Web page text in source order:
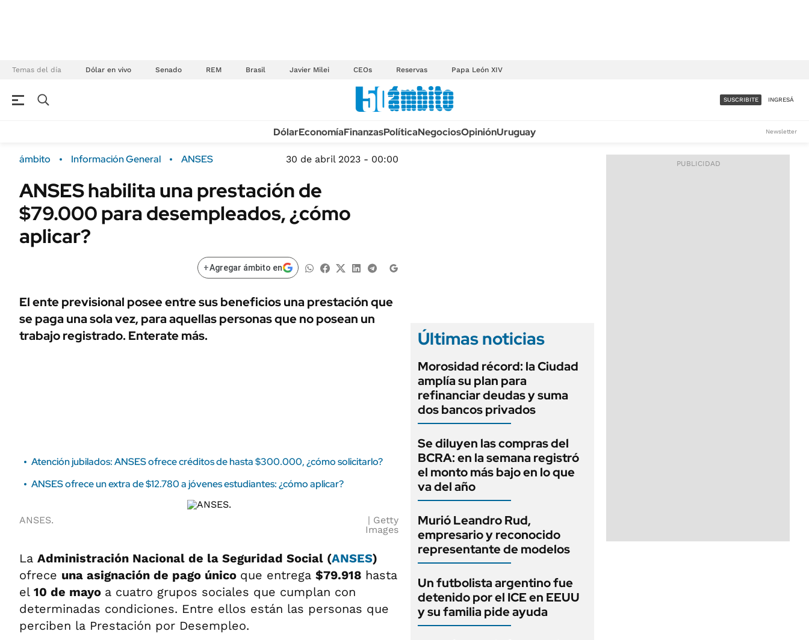
Temas del día Dólar en vivo Senado REM Brasil Javier Milei CEOs Reservas Papa León XIV
Campo
FINANZAS
Dólar
Sustentabilidad
ENERGY REPORT
URUGUAY
TECNOLOGÍA
MÉXICO
MUNDO
INFORMACIÓN GENERAL
AUTOS
ACCESO FULL - $1.800/MES
SUSCRIBITE INGRESÁ
DólarEconomíaFinanzasPolíticaNegociosOpiniónUruguay Newsletter
ámbito Información General ANSES 30 de abril 2023 - 00:00
ANSES habilita una prestación de
$79.000 para desempleados, ¿cómo
aplicar?
+Agregar ámbito en
El ente previsional posee entre sus beneficios una prestación que
se paga una sola vez, para aquellas personas que no posean un
trabajo registrado. Enterate más.
Atención jubilados: ANSES ofrece créditos de hasta $300.000, ¿cómo solicitarlo?
ANSES ofrece un extra de $12.780 a jóvenes estudiantes: ¿cómo aplicar?
ANSES.
Getty
Images
La Administración Nacional de la Seguridad Social (ANSES)
ofrece una asignación de pago único que entrega $79.918 hasta
el 10 de mayo a cuatro grupos sociales que cumplan con
determinadas condiciones. Entre ellos están las personas que
perciben la Prestación por Desempleo.
Últimas noticias
Morosidad récord: la Ciudad
amplía su plan para
refinanciar deudas y suma
dos bancos privados
Se diluyen las compras del
BCRA: en la semana registró
el monto más bajo en lo que
va del año
Murió Leandro Rud,
empresario y reconocido
representante de modelos
Un futbolista argentino fue
detenido por el ICE en EEUU
y su familia pide ayuda